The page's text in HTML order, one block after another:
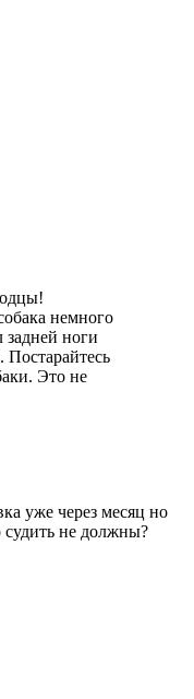
немного
задней ноги
Это не
уже через месяц но
судить не должны?